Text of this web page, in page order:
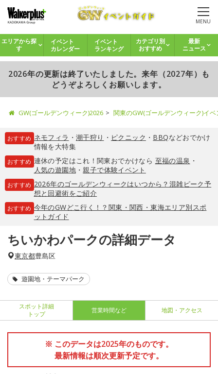
MENU
エリアから探
す
イベント
カレンダー
イベント
ランキング
カテゴリ別
おすすめ
最新
ニュース
2026年の更新は終了いたしました。来年（2027年）も
どうぞよろしくお願いします。
GW(ゴールデンウィーク)2026 関東のGW(ゴールデンウィーク)イ
おすすめ ネモフィラ ・ 潮干狩り ・ ピクニック ・ BBQなどおでかけ
情報を大特集
おすすめ 連休の予定はこれ！関東おでかけなら 至福の温泉 ・
人気の遊園地・親子で体験イベント
おすすめ 2026年のゴールデンウィークはいつから？混雑ピーク予
想と回避術をご紹介
おすすめ 今年のGWどこ行く！？関東・関西・東海エリア別スポ
ットガイド
ちいかわパークの詳細データ
東京都豊島区
遊園地・テーマパーク
スポット詳細
トップ
営業時間など 地図・アクセス
※ このデータは2025年のものです。
最新情報は順次更新予定です。